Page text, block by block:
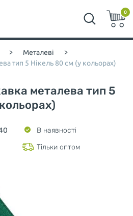
0
> Металеві >
тип 5 Нікель 80 см (у кольорах)
металева тип 5
В наявності
Тільки оптом